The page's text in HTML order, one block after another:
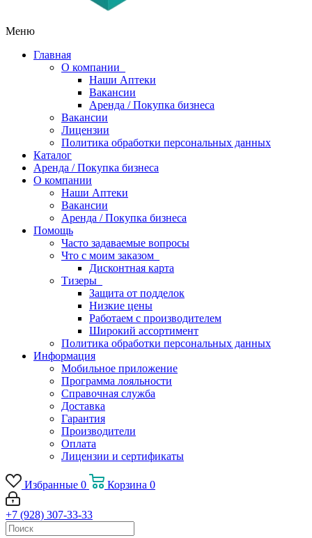
Меню
Главная
О компании
Наши Аптеки
Вакансии
Аренда / Покупка бизнеса
Вакансии
Лицензии
Политика обработки персональных данных
Каталог
Аренда / Покупка бизнеса
О компании
Наши Аптеки
Вакансии
Аренда / Покупка бизнеса
Помощь
Часто задаваемые вопросы
Что с моим заказом
Дисконтная карта
Тизеры
Защита от подделок
Низкие цены
Работаем с производителем
Широкий ассортимент
Политика обработки персональных данных
Информация
Мобильное приложение
Программа лояльности
Справочная служба
Доставка
Гарантия
Производители
Оплата
Лицензии и сертификаты
Избранные 0 Корзина 0
+7 (928) 307-33-33